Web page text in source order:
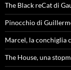
The Black reCat di
Pinocchio di
Marcel, la conchiglia
The House, una